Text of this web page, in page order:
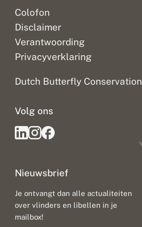
Colofon
Disclaimer
Verantwoording
Privacyverklaring
Dutch Butterfly Conservation
Nieuwsbrief
Je ontvangt dan alle actualiteiten
over vlinders en libellen in je
mailbox!
Volg ons